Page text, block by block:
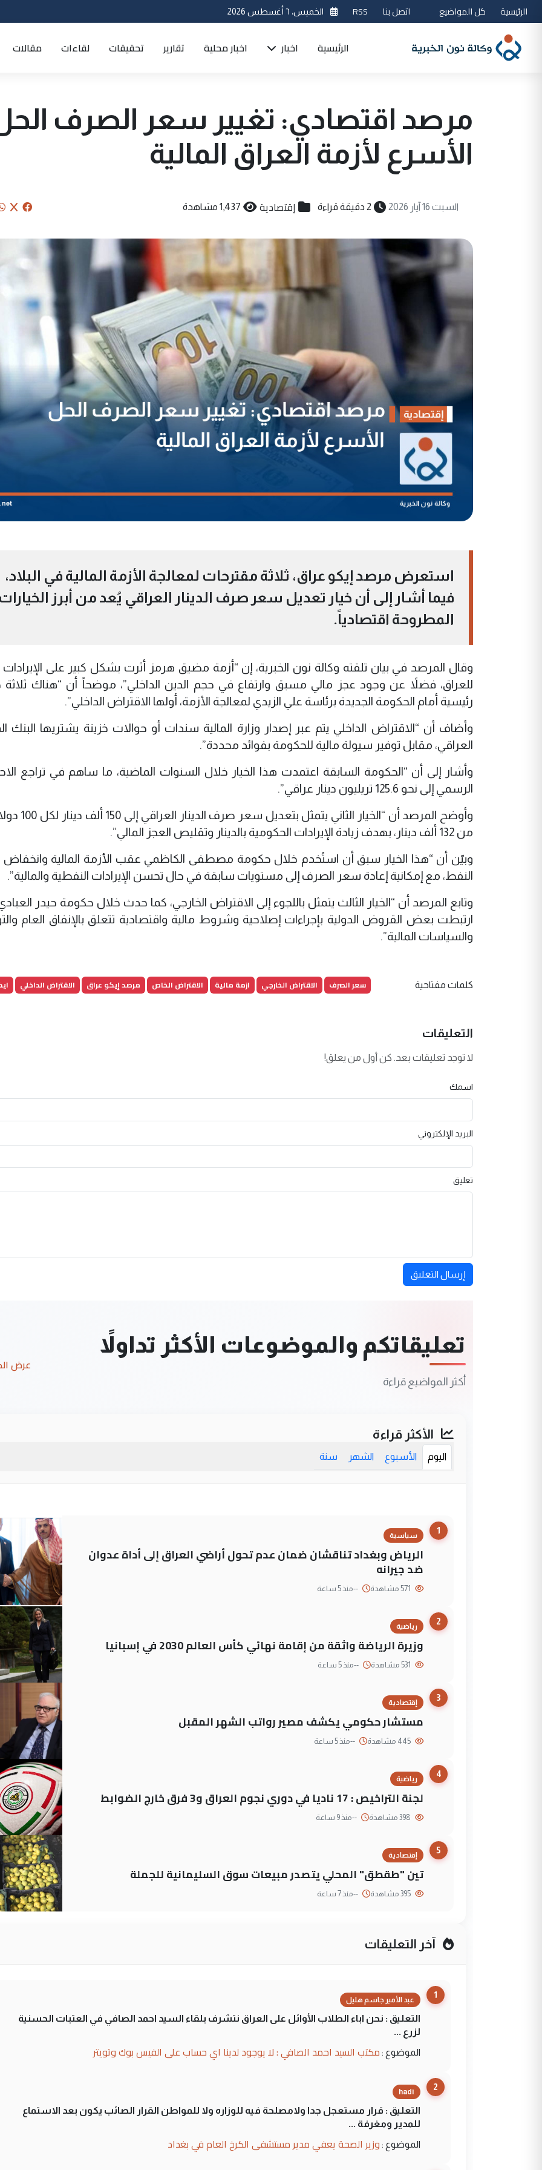
الرئيسية كل المواضيع اتصل بنا RSS الخميس، ٦ أغسطس 2026
الرئيسية اخبار اخبار محلية تقارير تحقيقات لقاءات مقالات
مرصد اقتصادي: تغيير سعر الصرف
الأسرع لأزمة العراق المالية
السبت 16 آيار 2026 2 دقيقة قراءة إقتصادية 1,437 مشاهدة
استعرض مرصد إيكو عراق، ثلاثة مقترحات لمعالجة الأزمة المالية في البلاد،
فيما أشار إلى أن خيار تعديل سعر صرف الدينار العراقي يُعد من أبرز
المطروحة اقتصادياً.
وقال المرصد في بيان تلقته وكالة نون الخبرية، إن “أزمة مضيق هرمز أثرت بشكل كبير على الإيرادات
للعراق، فضلاً عن وجود عجز مالي مسبق وارتفاع في حجم الدين الداخلي”، موضحاً أن “هناك ثلاثة
رئيسية أمام الحكومة الجديدة برئاسة علي الزيدي لمعالجة الأزمة، أولها الاقتراض الداخلي”.
وأضاف أن “الاقتراض الداخلي يتم عبر إصدار وزارة المالية سندات أو حوالات خزينة يشتريها البنك
العراقي، مقابل توفير سيولة مالية للحكومة بفوائد محددة”.
وأشار إلى أن “الحكومة السابقة اعتمدت هذا الخيار خلال السنوات الماضية، ما ساهم في تراجع
الرسمي إلى نحو 125.6 تريليون دينار عراقي”.
وأوضح المرصد أن “الخيار الثاني
من 132 ألف دينار، بهدف زيادة الإيرادات الحكومية بالدينار وتقليص العجز المالي”.
وبيّن أن “هذا الخيار سبق أن استُخدم خلال حكومة مصطفى الكاظمي عقب الأزمة المالية وانخفاض
النفط، مع إمكانية إعادة سعر الصرف إلى مستويات سابقة في حال تحسن الإيرادات النفطية والمالية”.
وتابع المرصد أن “الخيار الثالث يتمثل باللجوء إلى الاقتراض الخارجي، كما حدث خلال حكومة حيدر
ارتبطت بعض القروض الدولية بإجراءات إصلاحية وشروط مالية واقتصادية تتعلق بالإنفاق العام
والسياسات المالية”.
كلمات مفتاحية سعر الصرف الاقتراض الخارجي ازمة مالية الاقتراض الخاص مرصد إيكو عراق الاقتراض الداخلي
التعليقات
لا توجد تعليقات بعد. كن أول من يعلق!
اسمك
البريد الإلكتروني
تعليق
إرسال التعليق
تعليقاتكم والموضوعات الأكثر تداولاً
أكثر المواضيع قراءة
عرض
الأكثر قراءة
اليوم الأسبوع الشهر سنة
1
سياسية
الرياض وبغداد تناقشان ضمان عدم تحول أراضي العراق إلى أداة عدوان
ضد جيرانه
--منذ 5 ساعة
2
رياضية
وزيرة الرياضة واثقة من إقامة نهائي كأس العالم 2030 في إسبانيا
--منذ 5 ساعة
3
إقتصادية
مستشار حكومي يكشف مصير رواتب الشهر المقبل
--منذ 5 ساعة
4
رياضية
لجنة التراخيص : 17 ناديا في دوري نجوم العراق و3 فرق خارج الضوابط
--منذ 9 ساعة
5
إقتصادية
تين "طقطق" المحلي يتصدر مبيعات سوق السليمانية للجملة
--منذ 7 ساعة
آخر التعليقات
1
عبد الأمير جاسم هليل
التعليق : نحن اباء الطلاب الأوائل على العراق نتشرف بلقاء السيد احمد الصافي في العتبات الحسنية
لزرع ...
الموضوع : مكتب السيد احمد الصافي : لا يوجود لدينا اي حساب على الفيس بوك وتويتر
2
hadi
التعليق : قرار مستعجل جدا ولامصلحة فيه للوزاره ولا للمواطن القرار الصائب يكون بعد الاستماع
للمدير ومغرفة ...
الموضوع : وزير الصحة يعفي مدير مستشفى الكرخ العام في بغداد